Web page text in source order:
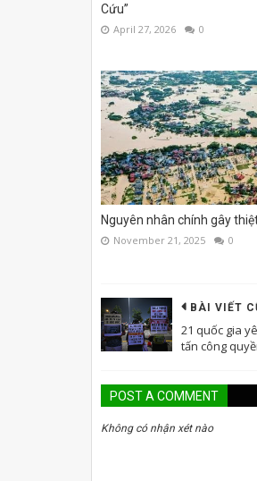
Cứu”
April 27, 2026 0
Nguyên nhân chính gây
November 21, 2025 0
BÀI VIẾT
21 quốc gia
tấn công
POST A COMMENT
Không có nhận xét nào